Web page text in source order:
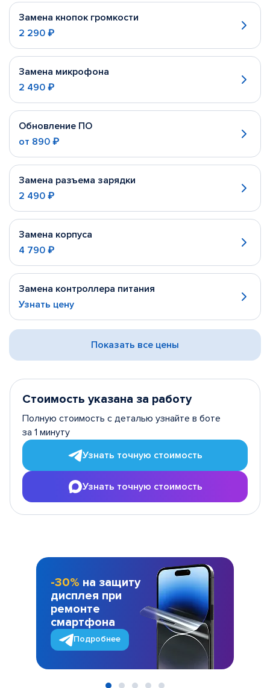
Замена кнопок громкости
2 290 ₽
Замена микрофона
2 490 ₽
Обновление ПО
от 890 ₽
Замена разъема зарядки
2 490 ₽
Замена корпуса
4 790 ₽
Замена контроллера питания
Узнать цену
Показать все цены
Стоимость указана за работу
Полную стоимость с деталью узнайте в боте
за 1 минуту
Узнать точную стоимость
Узнать точную стоимость
-30% на защиту
дисплея при
ремонте
смартфона
Подробнее